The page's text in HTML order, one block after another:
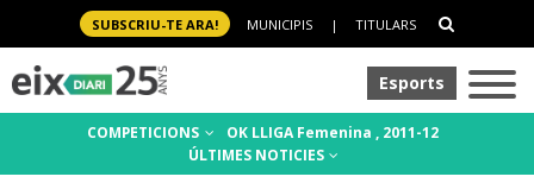
SUBSCRIU-TE ARA! MUNICIPIS | TITULARS
Esports
COMPETICIONS
OK LLIGA Femenina , 2011-12
ÚLTIMES NOTICIES